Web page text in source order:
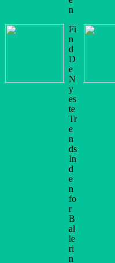
n
Fi
n
d
D
e
N
y
es
te
Tr
e
n
ds
In
d
e
n
fo
r
B
al
le
ri
n